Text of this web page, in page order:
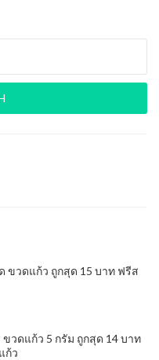
ขวดแก้ว ถูกสุด 15 บาท ฟรีส
วดแก้ว 5 กรัม ถูกสุด 14 บาท
ก้ว